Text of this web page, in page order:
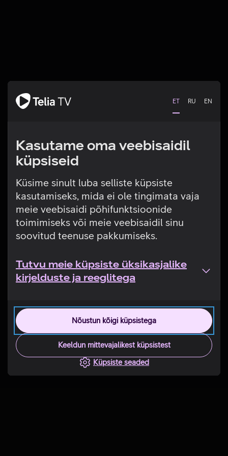
ET RU EN
Kasutame oma veebisaidil
küpsiseid
Küsime sinult luba selliste küpsiste
kasutamiseks, mida ei ole tingimata vaja
meie veebisaidi põhifunktsioonide
toimimiseks või meie veebisaidil sinu
soovitud teenuse pakkumiseks.
Tutvu meie küpsiste üksikasjalike
kirjelduste ja reeglitega
Nõustun kõigi küpsistega
Keeldun mittevajalikest küpsistest
Küpsiste seaded
Tehniline viga